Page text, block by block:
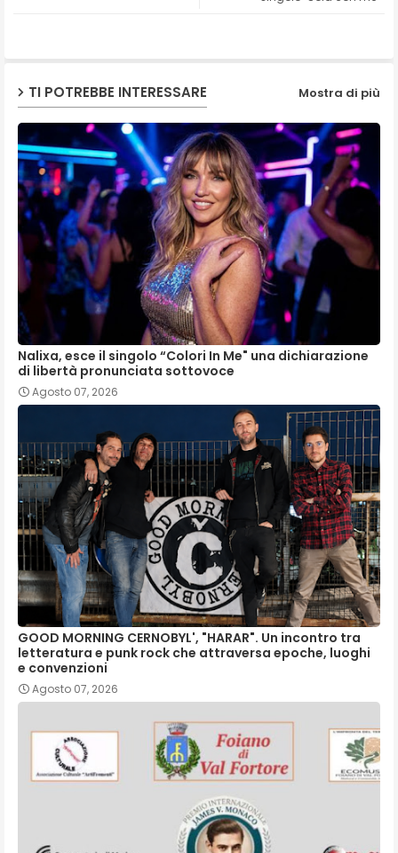
TI POTREBBE INTERESSARE Mostra di più
Nalixa, esce il singolo “Colori In Me" una dichiarazione
di libertà pronunciata sottovoce
Agosto 07, 2026
GOOD MORNING CERNOBYL', "HARAR". Un incontro tra
letteratura e punk rock che attraversa epoche, luoghi
e convenzioni
Agosto 07, 2026